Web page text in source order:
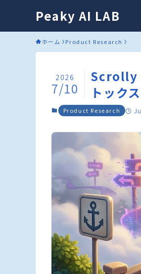
Peaky AI LAB
ホーム Product Research
Scrolly
トック
2026
7/10
Product Research